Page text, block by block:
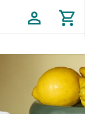
profile shopping_cart